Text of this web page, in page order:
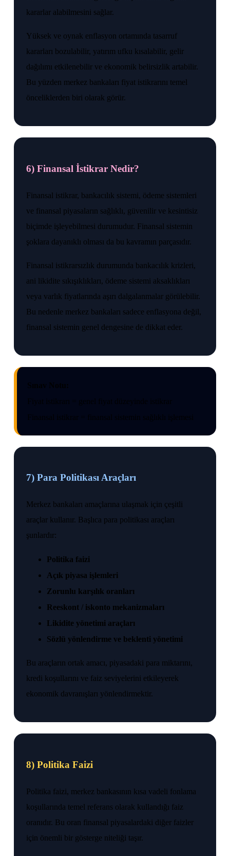
kararlar alabilmesini sağlar.
Yüksek ve oynak enflasyon ortamında tasarruf
kararları bozulabilir, yatırım ufku kısalabilir, gelir
dağılımı etkilenebilir ve ekonomik belirsizlik artabilir.
Bu yüzden merkez bankaları fiyat istikrarını temel
önceliklerden biri olarak görür.
6) Finansal İstikrar Nedir?
Finansal istikrar, bankacılık sistemi, ödeme sistemleri
ve finansal piyasaların sağlıklı, güvenilir ve kesintisiz
biçimde işleyebilmesi durumudur. Finansal sistemin
şoklara dayanıklı olması da bu kavramın parçasıdır.
Finansal istikrarsızlık durumunda bankacılık krizleri,
ani likidite sıkışıklıkları, ödeme sistemi aksaklıkları
veya varlık fiyatlarında aşırı dalgalanmalar görülebilir.
Bu nedenle merkez bankaları sadece enflasyona değil,
finansal sistemin genel dengesine de dikkat eder.
7) Para Politikası Araçları
Merkez bankaları amaçlarına ulaşmak için çeşitli
araçlar kullanır. Başlıca para politikası araçları
şunlardır:
Politika faizi
Açık piyasa işlemleri
Zorunlu karşılık oranları
Reeskont / iskonto mekanizmaları
Likidite yönetimi araçları
Sözlü yönlendirme ve beklenti yönetimi
Bu araçların ortak amacı, piyasadaki para miktarını,
kredi koşullarını ve faiz seviyelerini etkileyerek
ekonomik davranışları yönlendirmektir.
8) Politika Faizi
Politika faizi, merkez bankasının kısa vadeli fonlama
koşullarında temel referans olarak kullandığı faiz
oranıdır. Bu oran finansal piyasalardaki diğer faizler
için önemli bir gösterge niteliği taşır.